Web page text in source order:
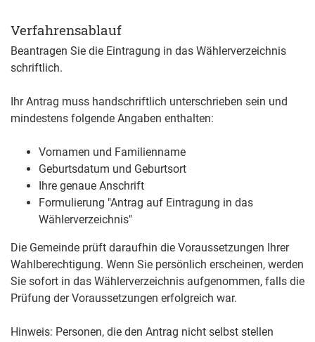
Verfahrensablauf
Beantragen Sie die Eintragung in das Wählerverzeichnis
schriftlich.
Ihr Antrag muss handschriftlich unterschrieben sein und
mindestens folgende Angaben enthalten:
Vornamen und Familienname
Geburtsdatum und Geburtsort
Ihre genaue Anschrift
Formulierung "Antrag auf Eintragung in das
Wählerverzeichnis"
Die Gemeinde prüft daraufhin die Voraussetzungen Ihrer
Wahlberechtigung. Wenn Sie persönlich erscheinen, werden
Sie sofort in das Wählerverzeichnis aufgenommen, falls die
Prüfung der Voraussetzungen erfolgreich war.
Hinweis: Personen, die den Antrag nicht selbst stellen